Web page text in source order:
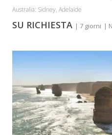
Australia: Sidney, Adelaide
SU RICHIESTA | 7 giorni |